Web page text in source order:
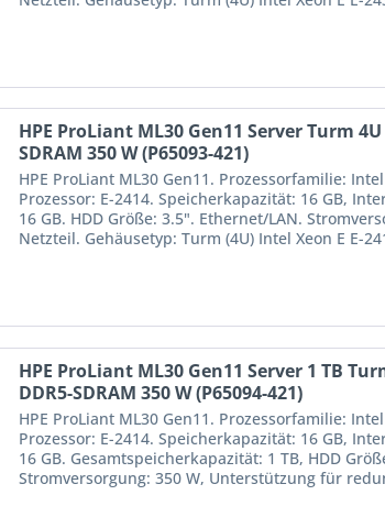
HPE ProLiant ML30 Gen11 Server Turm
SDRAM 350 W (P65093-421)
HPE ProLiant ML30 Gen11. Prozessorfamilie:
Prozessor: E-2414. Speicherkapazität: 16 GB,
16 GB. HDD Größe: 3.5". Ethernet/LAN.
Netzteil. Gehäusetyp: Turm (4U) Intel Xeon E E-
HPE ProLiant ML30 Gen11 Server 1 TB
DDR5-SDRAM 350 W (P65094-421)
HPE ProLiant ML30 Gen11. Prozessorfamilie:
Prozessor: E-2414. Speicherkapazität: 16 GB,
16 GB. Gesamtspeicherkapazität: 1 TB, HDD
Stromversorgung: 350 W, Unterstützung für